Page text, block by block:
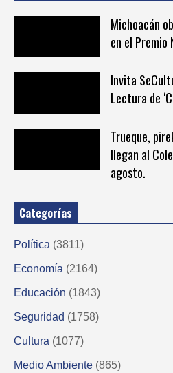
Michoacán
en el Premio
Invita
Lectura de
Trueque,
llegan al
agosto.
Categorías
Política (3811)
Economía (2164)
Educación (1843)
Seguridad (1758)
Cultura (1077)
Medio Ambiente (865)